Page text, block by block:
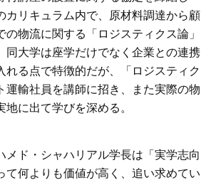
カリキュラム内で、原材料調達から顧
の物流に関する「ロジスティクス論」
同大学は座学だけでなく企業との連携
れる点で特徴的だが、「ロジスティク
運輸社員を講師に招き、また実際の物
に出て学びを深める。
メド・シャハリアル学長は「実学志向
て何よりも価値が高く、追い求めてい